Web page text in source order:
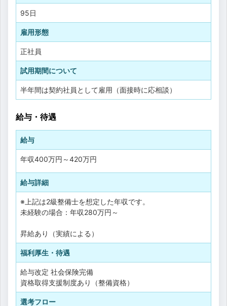
95日
雇用形態
正社員
試用期間について
半年間は契約社員として雇用（面接時に応相談）
給与・待遇
給与
年収400万円 ～420万円
給与詳細
※上記は2級整備士を想定した年収です。
未経験の場合：年収280万円～
昇給あり（実績による）
福利厚生・待遇
給与改定 社会保険完備
資格取得支援制度あり（整備資格）
選考フロー